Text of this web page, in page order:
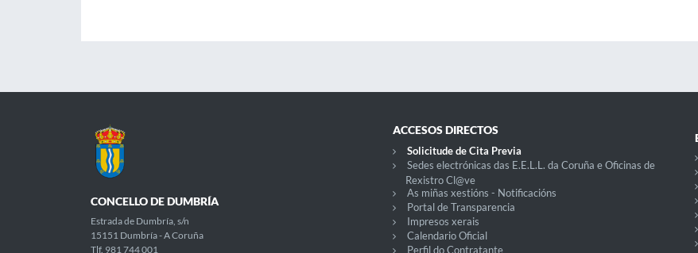
CONCELLO DE DUMBRÍA
Estrada de Dumbría, s/n
15151 Dumbría - A Coruña
Tlf. 981 744 001
ACCESOS DIRECTOS
Solicitude de Cita Previa
Sedes electrónicas das E.E.L.L. da Coruña e Oficinas de
Rexistro Cl@ve
As miñas xestións - Notificacións
Portal de Transparencia
Impresos xerais
Calendario Oficial
Perfil do Contratante